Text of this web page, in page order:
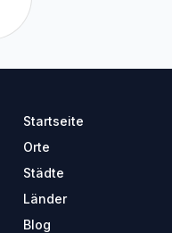
Startseite
Orte
Städte
Länder
Blog